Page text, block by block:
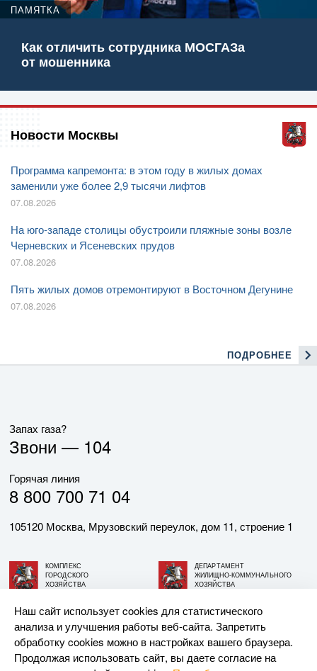
ПАМЯТКА
Как отличить сотрудника МОСГАЗа
от мошенника
Новости Москвы
Программа капремонта: в этом году в жилых домах
заменили уже более 2,9 тысячи лифтов
07.08.2026
На юго-западе столицы обустроили пляжные зоны возле
Черневских и Ясеневских прудов
07.08.2026
Пять жилых домов отремонтируют в Восточном Дегунине
07.08.2026
ПОДРОБНЕЕ
Запах газа?
Звони — 104
Горячая линия
8 800 700 71 04
105120 Москва, Мрузовский переулок, дом 11, строение 1
КОМПЛЕКС
ГОРОДСКОГО
ХОЗЯЙСТВА
ДЕПАРТАМЕНТ
ЖИЛИЩНО-КОММУНАЛЬНОГО
ХОЗЯЙСТВА
© АО «МОСГАЗ», 2026. При использовании материалов
ссылка на сайт обязательна.
Наш сайт использует cookies для статистического
анализа и улучшения работы веб-сайта. Запретить
обработку cookies можно в настройках вашего браузера.
Продолжая использовать сайт, вы даете согласие на